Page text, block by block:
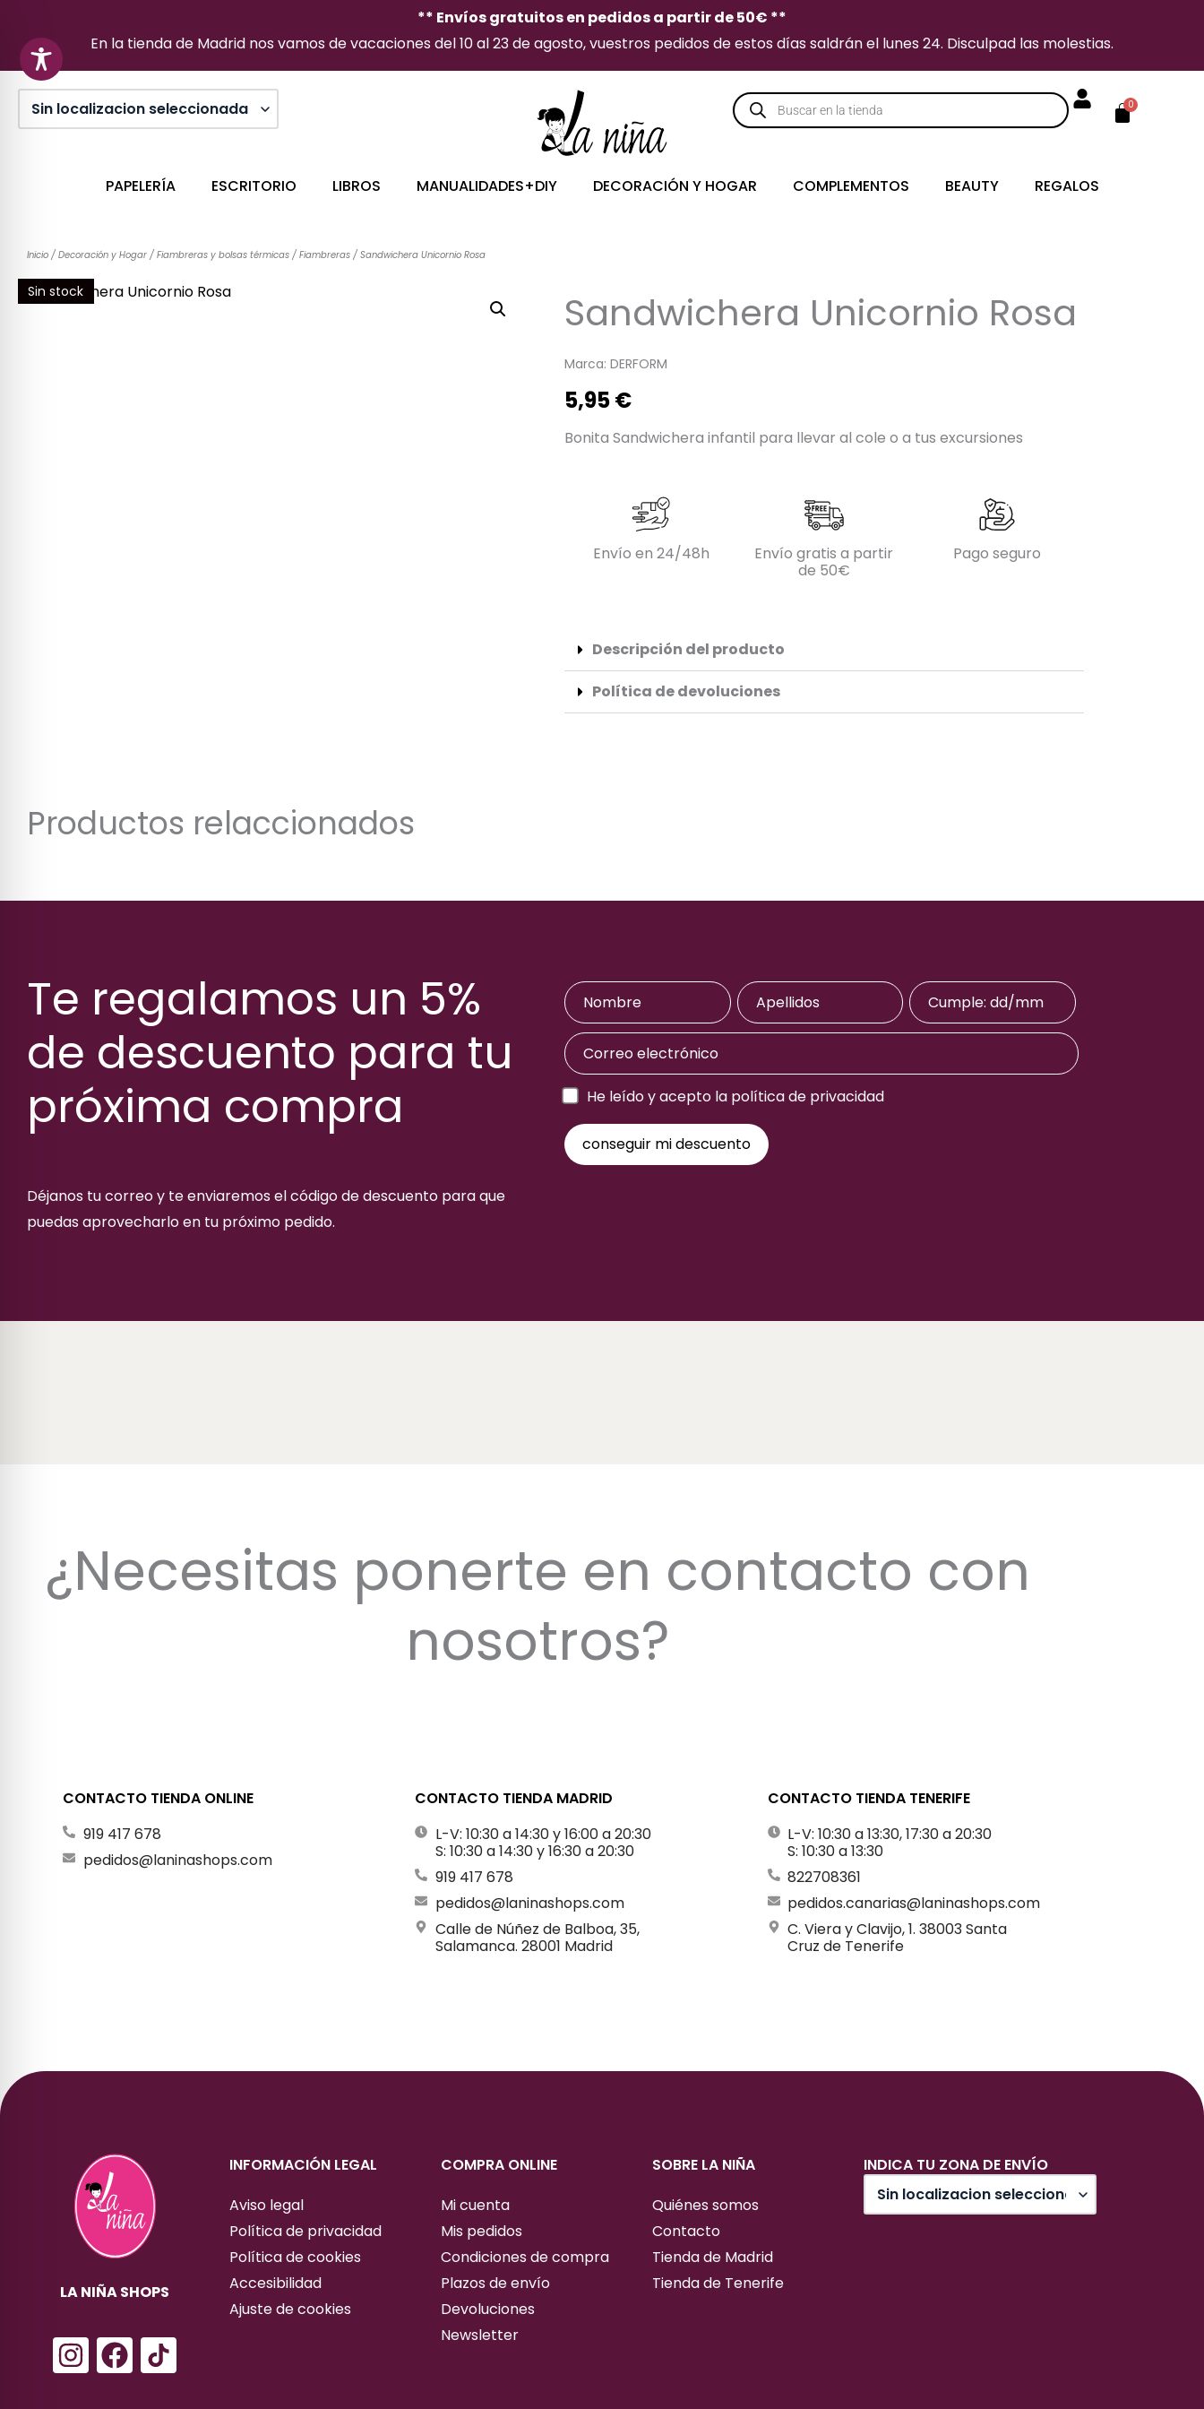
contenido
** Envíos gratuitos en pedidos a partir de 50€ **
En la tienda de Madrid nos vamos de vacaciones del 10 al 23 de agosto, vuestros pedidos de estos días saldrán el lunes 24. Disculpad las molestias.
Búsqueda
de
productos
0
Carrito
PAPELERÍA ESCRITORIO LIBROS MANUALIDADES+DIY DECORACIÓN Y HOGAR COMPLEMENTOS BEAUTY REGALOS
Inicio / Decoración y Hogar / Fiambreras y bolsas térmicas / Fiambreras / Sandwichera Unicornio Rosa
Sin stock Sandwichera Unicornio Rosa
Marca: DERFORM
5,95€
Bonita Sandwichera infantil para llevar al cole o a tus excursiones
Envío en 24/48h
Envío gratis a partir
de 50€
Pago seguro
Descripción del producto
Política de devoluciones
Productos relaccionados
Te regalamos un 5%
de descuento para tu
próxima compra
Déjanos tu correo y te enviaremos el código de descuento para que
puedas aprovecharlo en tu próximo pedido.
He leído y acepto la política de privacidad
¿Necesitas ponerte en contacto con
nosotros?
CONTACTO TIENDA ONLINE
919 417 678
pedidos@laninashops.com
CONTACTO TIENDA MADRID
L-V: 10:30 a 14:30 y 16:00 a 20:30
S: 10:30 a 14:30 y 16:30 a 20:30
919 417 678
pedidos@laninashops.com
Calle de Núñez de Balboa, 35,
Salamanca. 28001 Madrid
CONTACTO TIENDA TENERIFE
L-V: 10:30 a 13:30, 17:30 a 20:30
S: 10:30 a 13:30
822708361
pedidos.canarias@laninashops.com
C. Viera y Clavijo, 1. 38003 Santa
Cruz de Tenerife
LA NIÑA SHOPS
I
n
F
a
INFORMACIÓN LEGAL
Aviso legal
Política de privacidad
Política de cookies
Accesibilidad
Ajuste de cookies
COMPRA ONLINE
Mi cuenta
Mis pedidos
Condiciones de compra
Plazos de envío
Devoluciones
Newsletter
SOBRE LA NIÑA
Quiénes somos
Contacto
Tienda de Madrid
Tienda de Tenerife
INDICA TU ZONA DE ENVÍO